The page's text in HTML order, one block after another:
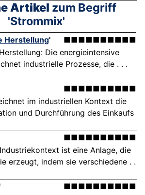
Artikel zum Begriff
'Strommix'
Herstellung'
■■■■■■■■■■
Die energieintensive
industrielle Prozesse, die . . .
■■■■■■■■■■
im industriellen Kontext die
und Durchführung des Einkaufs
■■■■■■■■■■
ist eine Anlage, die
erzeugt, indem sie verschiedene . .
■■■■■■■■■■